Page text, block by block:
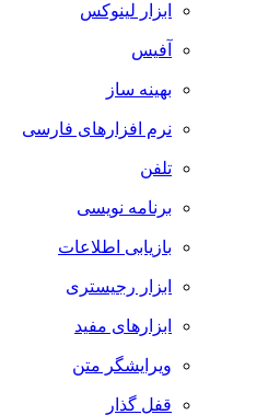
ابزار لینوکس
آفیس
بهینه ساز
نرم افزارهای فارسی
تلفن
برنامه نویسی
بازیابی اطلاعات
ابزار رجیستری
ابزارهای مفید
ویرایشگر متن
قفل گذار